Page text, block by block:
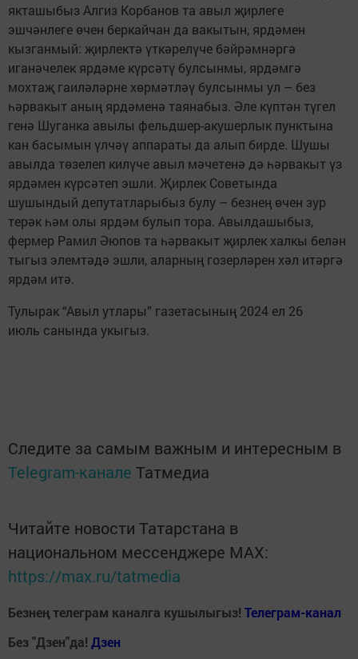
якташыбыз Алгиз Корбанов та авыл җирлеге
эшчәнлеге өчен беркайчан да вакытын, ярдәмен
кызганмый: җирлектә үткәрелүче бәйрәмнәргә
иганәчелек ярдәме күрсәтү булсынмы, ярдәмгә
мохтаҗ гаиләләрне хөрмәтләү булсынмы ул – без
һәрвакыт аның ярдәменә таянабыз. Әле күптән түгел
генә Шуганка авылы фельдшер-акушерлык пунктына
кан басымын үлчәү аппараты да алып бирде. Шушы
авылда төзелеп килүче авыл мәчетенә дә һәрвакыт үз
ярдәмен күрсәтеп эшли. Җирлек Советында
шушындый депутатларыбыз булу – безнең өчен зур
терәк һәм олы ярдәм булып тора. Авылдашыбыз,
фермер Рамил Әюпов та һәрвакыт җирлек халкы белән
тыгыз элемтәдә эшли, аларның гозерләрен хәл итәргә
ярдәм итә.
Тулырак “Авыл утлары” газетасының 2024 ел 26
июль санында укыгыз.
Следите за самым важным и интересным в
Telegram-канале Татмедиа
Читайте новости Татарстана в
национальном мессенджере MАХ:
https://max.ru/tatmedia
Безнең телеграм каналга кушылыгыз! Телеграм-канал
Без "Дзен"да! Дзен